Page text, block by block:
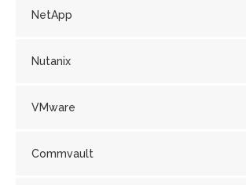
NetApp
Nutanix
VMware
Commvault